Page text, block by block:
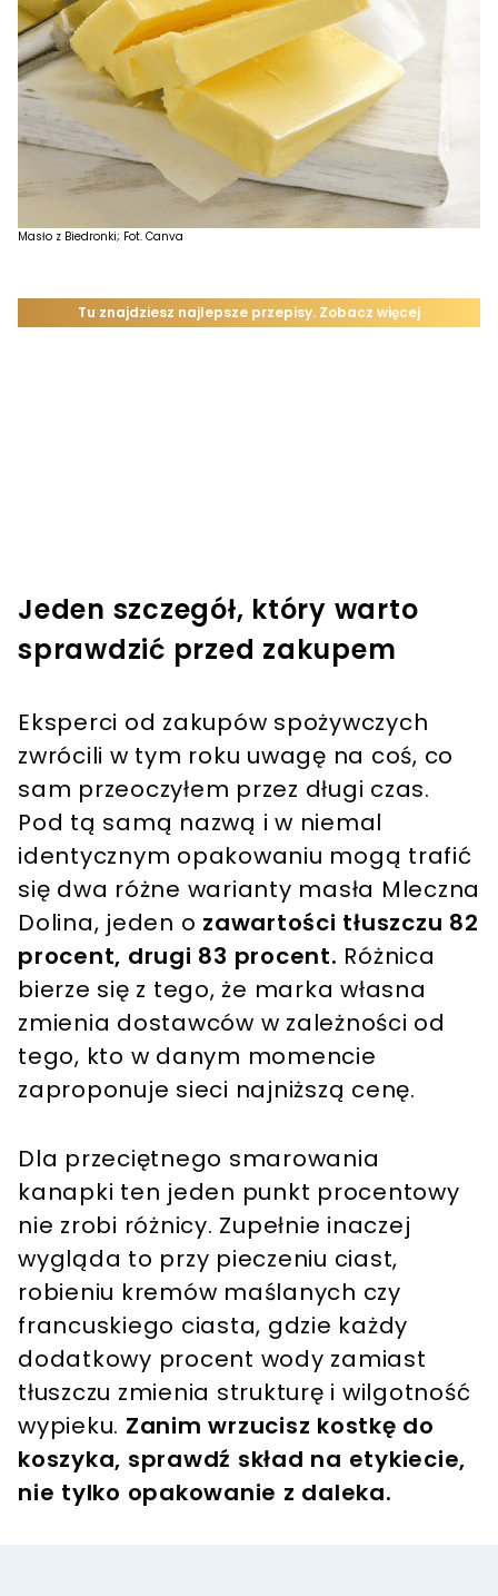
Masło z Biedronki; Fot. Canva
Jeden szczegół, który warto
sprawdzić przed zakupem
Eksperci od zakupów spożywczych
zwrócili w tym roku uwagę na coś, co
sam przeoczyłem przez długi czas.
Pod tą samą nazwą i w niemal
identycznym opakowaniu mogą trafić
się dwa różne warianty masła Mleczna
Dolina, jeden o zawartości tłuszczu 82
procent, drugi 83 procent. Różnica
bierze się z tego, że marka własna
zmienia dostawców w zależności od
tego, kto w danym momencie
zaproponuje sieci najniższą cenę.
Dla przeciętnego smarowania
kanapki ten jeden punkt procentowy
nie zrobi różnicy. Zupełnie inaczej
wygląda to przy pieczeniu ciast,
robieniu kremów maślanych czy
francuskiego ciasta, gdzie każdy
dodatkowy procent wody zamiast
tłuszczu zmienia strukturę i wilgotność
wypieku. Zanim wrzucisz kostkę do
koszyka, sprawdź skład na etykiecie,
nie tylko opakowanie z daleka.